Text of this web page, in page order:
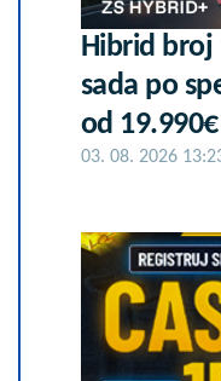
Hibrid broj
sada po
od
03. 08. 2026